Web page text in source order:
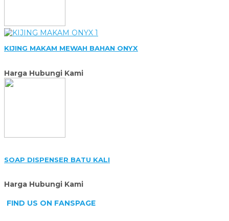
KIJING MAKAM MEWAH BAHAN ONYX
Harga Hubungi Kami
SOAP DISPENSER BATU KALI
Harga Hubungi Kami
FIND US ON FANSPAGE